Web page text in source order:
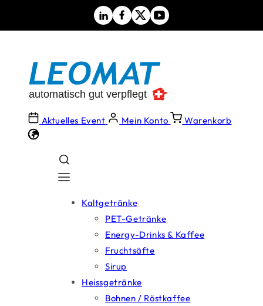
Aktuelles Event Mein Konto Warenkorb
Kaltgetränke
PET-Getränke
Energy-Drinks & Kaffee
Fruchtsäfte
Sirup
Heissgetränke
Bohnen / Röstkaffee